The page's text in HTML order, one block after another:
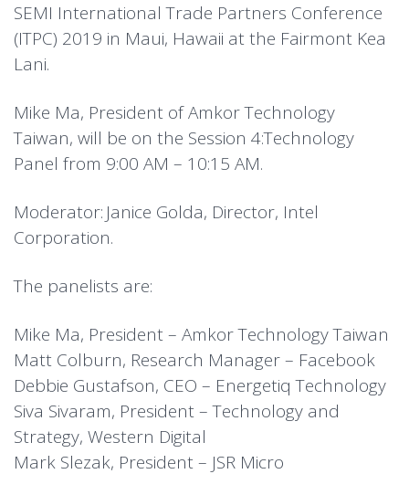
SEMI International Trade Partners Conference
(ITPC) 2019 in Maui, Hawaii at the Fairmont Kea
Lani.
Mike Ma, President of Amkor Technology
Taiwan, will be on the Session 4:Technology
Panel from 9:00 AM – 10:15 AM.
Moderator: Janice Golda, Director, Intel
Corporation.
The panelists are:
Mike Ma, President – Amkor Technology Taiwan
Matt Colburn, Research Manager – Facebook
Debbie Gustafson, CEO – Energetiq Technology
Siva Sivaram, President – Technology and
Strategy, Western Digital
Mark Slezak, President – JSR Micro